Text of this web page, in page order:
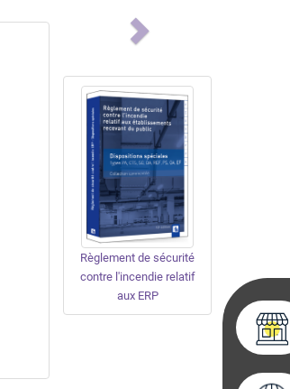
Règlement de sécurité
contre l'incendie relatif
aux ERP